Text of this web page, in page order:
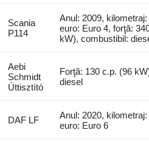
Scania
P114
Anul: 2009,
euro: Euro 4, forţă:
kW), combustibil:
Aebi
Schmidt
Úttisztító
Forţă: 130 c.p. (96
diesel
DAF LF
Anul: 2020,
euro: Euro 6